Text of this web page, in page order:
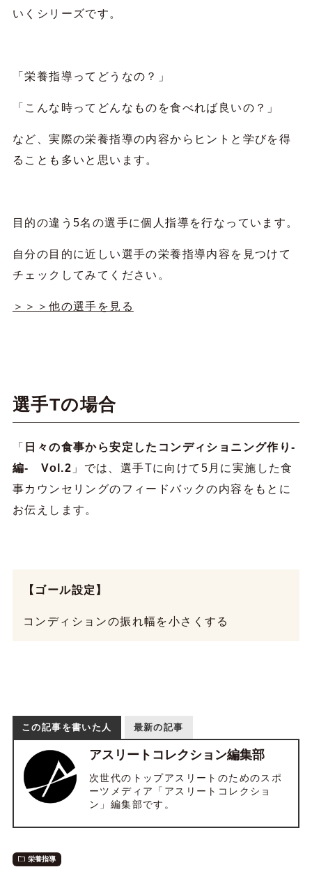
いくシリーズです。
「栄養指導ってどうなの？」
「こんな時ってどんなものを食べれば良いの？」
など、実際の栄養指導の内容からヒントと学びを得
ることも多いと思います。
目的の違う5名の選手に個人指導を行なっています。
自分の目的に近しい選手の栄養指導内容を見つけて
チェックしてみてください。
＞＞＞他の選手を見る
選手Tの場合
「
日々の食事から安定したコンディショニング作り-
編- Vol.2 」では、選手Tに向けて5月に実施した食
事カウンセリングのフィードバックの内容をもとに
お伝えします。
【ゴール設定】
コンディションの振れ幅を小さくする
この記事を書いた人 最新の記事
アスリートコレクション編集部
次世代のトップアスリートのためのスポ
ーツメディア「アスリートコレクショ
ン」編集部です。
栄養指導